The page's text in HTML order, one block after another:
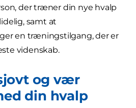
der træner din nye hvalp
samt at
en træningstilgang, der er
videnskab.
og vær
din hvalp